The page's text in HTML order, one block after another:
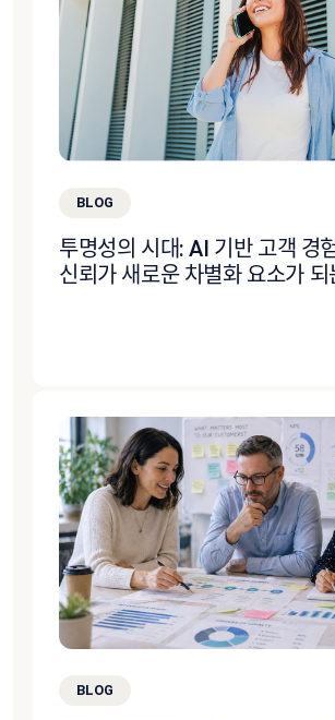
BLOG
투명성의 시대: AI 기반 고객 경
신뢰가 새로운 차별화 요소가 되
BLOG